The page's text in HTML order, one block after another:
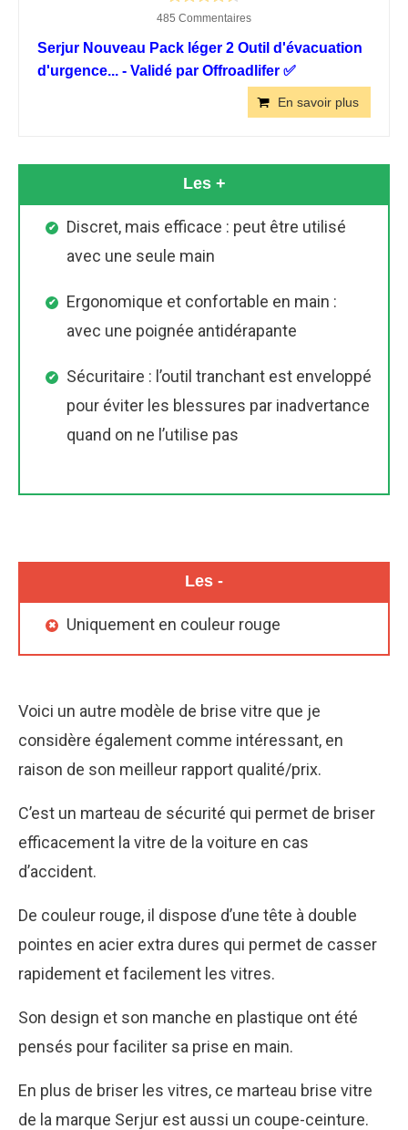
485 Commentaires
Serjur Nouveau Pack léger 2 Outil d'évacuation
d'urgence... - Validé par Offroadlifer ✅
En savoir plus
Les +
Discret, mais efficace : peut être utilisé
avec une seule main
Ergonomique et confortable en main :
avec une poignée antidérapante
Sécuritaire : l’outil tranchant est enveloppé
pour éviter les blessures par inadvertance
quand on ne l’utilise pas
Les -
Uniquement en couleur rouge
Voici un autre modèle de brise vitre que je
considère également comme intéressant, en
raison de son meilleur rapport qualité/prix.
C’est un marteau de sécurité qui permet de briser
efficacement la vitre de la voiture en cas
d’accident.
De couleur rouge, il dispose d’une tête à double
pointes en acier extra dures qui permet de casser
rapidement et facilement les vitres.
Son design et son manche en plastique ont été
pensés pour faciliter sa prise en main.
En plus de briser les vitres, ce marteau brise vitre
de la marque Serjur est aussi un coupe-ceinture.